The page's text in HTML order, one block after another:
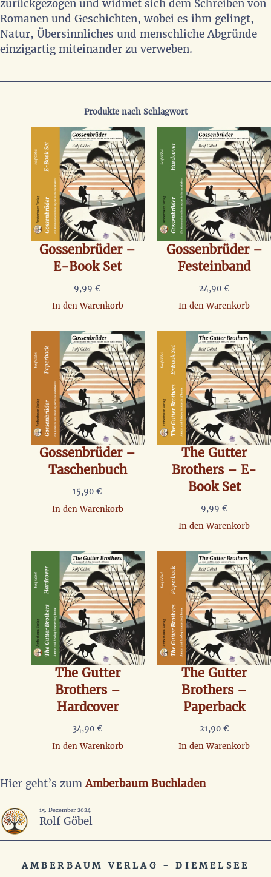
zurückgezogen und widmet sich dem Schreiben von
Romanen und Geschichten, wobei es ihm gelingt,
Natur, Übersinnliches und menschliche Abgründe
einzigartig miteinander zu verweben.
Produkte nach Schlagwort
Gossenbrüder –
E-Book Set
9,99€
In den Warenkorb
Gossenbrüder –
Festeinband
24,90 €
In den Warenkorb
Gossenbrüder –
Taschenbuch
15,90€
In den Warenkorb
The Gutter
Brothers – E-
Book Set
9,99 €
In den Warenkorb
The Gutter
Brothers –
Hardcover
34,90 €
In den Warenkorb
The Gutter
Brothers –
Paperback
21,90 €
In den Warenkorb
Hier geht’s zumAmberbaum Buchladen
15. Dezember 2024
Rolf Göbel
AMBERBAUM VERLAG - DIEMELSEE